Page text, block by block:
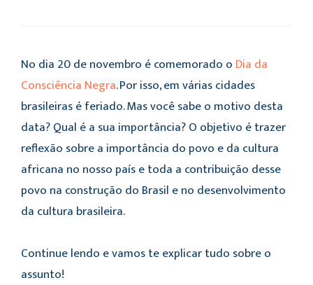
No dia 20 de novembro é comemorado o Dia da
Consciência Negra. Por isso, em várias cidades
brasileiras é feriado. Mas você sabe o motivo desta
data? Qual é a sua importância? O objetivo é trazer
reflexão sobre a importância do povo e da cultura
africana no nosso país e toda a contribuição desse
povo na construção do Brasil e no desenvolvimento
da cultura brasileira.
Continue lendo e vamos te explicar tudo sobre o
assunto!